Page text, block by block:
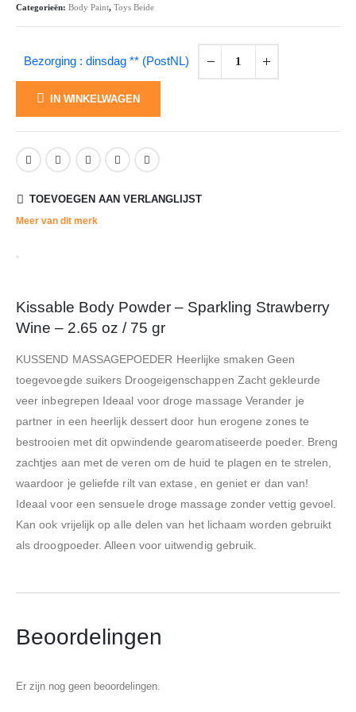
Categorieën: Body Paint, Toys Beide
Bezorging : dinsdag ** (PostNL)
IN WINKELWAGEN
TOEVOEGEN AAN VERLANGLIJST
Meer van dit merk
Kissable Body Powder – Sparkling Strawberry
Wine – 2.65 oz / 75 gr
KUSSEND MASSAGEPOEDER Heerlijke smaken Geen
toegevoegde suikers Droogeigenschappen Zacht gekleurde
veer inbegrepen Ideaal voor droge massage Verander je
partner in een heerlijk dessert door hun erogene zones te
bestrooien met dit opwindende gearomatiseerde poeder. Breng
zachtjes aan met de veren om de huid te plagen en te strelen,
waardoor je geliefde rilt van extase, en geniet er dan van!
Ideaal voor een sensuele droge massage zonder vettig gevoel.
Kan ook vrijelijk op alle delen van het lichaam worden gebruikt
als droogpoeder. Alleen voor uitwendig gebruik.
Beoordelingen
Er zijn nog geen beoordelingen.